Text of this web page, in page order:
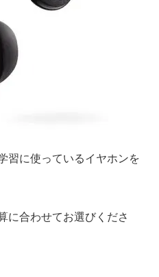
習に使っているイヤホンを
に合わせてお選びくださ